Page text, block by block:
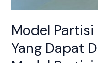
Model Partisi
Yang Dapat